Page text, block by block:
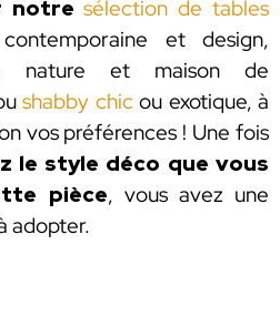
notre sélection de tables
et design,
nature et maison de
shabby chic ou exotique, à
vos préférences ! Une fois
le style déco que vous
pièce, vous avez une
adopter.